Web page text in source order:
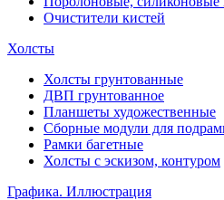
Очистители кистей
Холсты
Холсты грунтованные
ДВП грунтованное
Планшеты художественные
Сборные модули для
Рамки багетные
Холсты c эскизом, контуром
Графика. Иллюстрация